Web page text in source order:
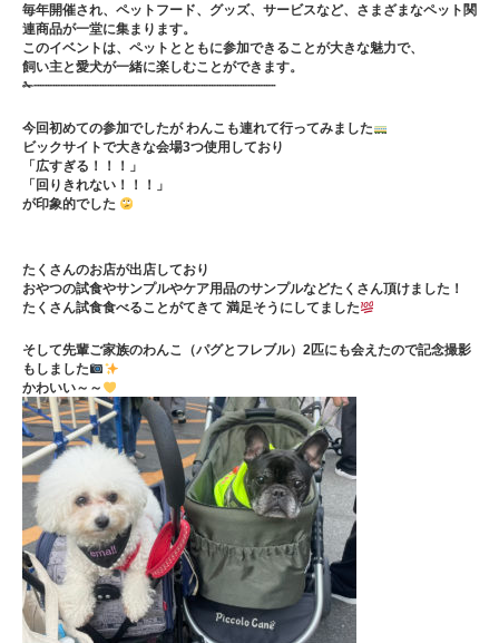
毎年開催され、ペットフード、グッズ、サービスなど、さまざまなペット関
連商品が一堂に集まります。
このイベントは、ペットとともに参加できることが大きな魅力で、
飼い主と愛犬が一緒に楽しむことができます。
✁┈┈┈┈┈┈┈┈┈┈┈┈┈┈┈┈┈┈┈┈┈┈┈┈┈┈┈┈┈┈┈
今回初めての参加でしたが わんこも連れて行ってみました
ビックサイトで大きな会場3つ使用しており
「広すぎる！！！」
「回りきれない！！！」
が印象的でした
たくさんのお店が出店しており
おやつの試食やサンプルやケア用品のサンプルなどたくさん頂けました！
たくさん試食食べることがてきて 満足そうにしてました
そして先輩ご家族のわんこ（パグとフレブル）2匹にも会えたので記念撮影
もしました
かわいい～～